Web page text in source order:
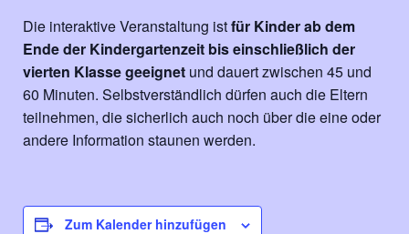
Die interaktive Veranstaltung istfür Kinder ab dem
Ende der Kindergartenzeit bis einschließlich der
vierten Klasse geeignet und dauert zwischen 45 und
60 Minuten. Selbstverständlich dürfen auch die Eltern
teilnehmen, die sicherlich auch noch über die eine oder
andere Information staunen werden.
Zum Kalender hinzufügen